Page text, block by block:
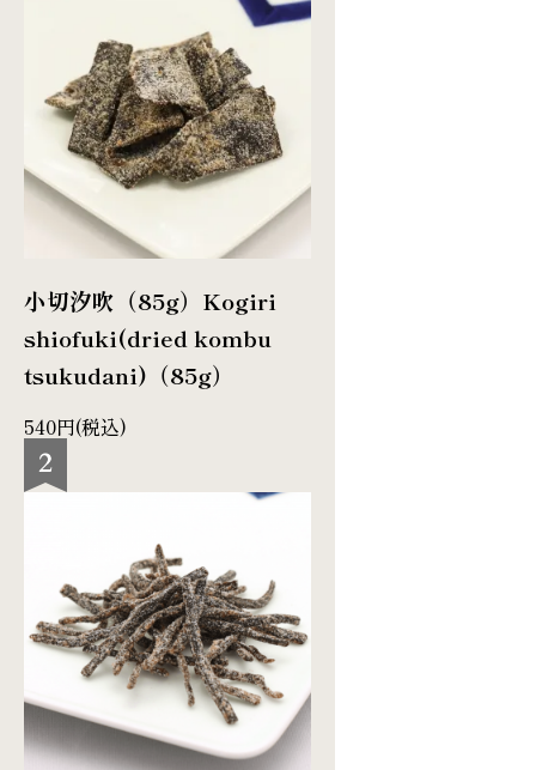
小切汐吹（85g） Kogiri
shiofuki(dried kombu
tsukudani)（85g）
540円(税込)